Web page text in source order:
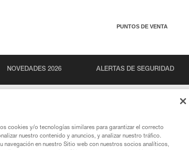
PUNTOS DE VENTA
NOVEDADES 2026 ALERTAS DE SEGURIDAD
cookies y/o tecnologías similares para garantizar el correcto
nuestro contenido y anuncios, y analizar nuestro tráfico.
navegación en nuestro Sitio web con nuestros socios analíticos,